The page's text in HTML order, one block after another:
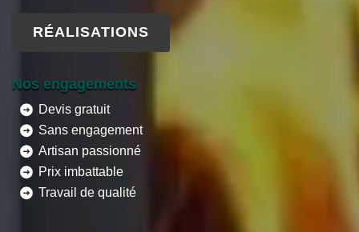
RÉALISATIONS
Nos engagements
Devis gratuit
Sans engagement
Artisan passionné
Prix imbattable
Travail de qualité